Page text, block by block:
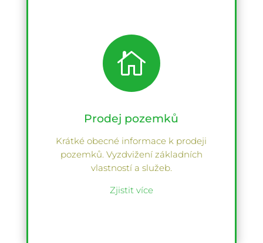

Prodej pozemků
Krátké obecné informace k prodeji
pozemků. Vyzdvižení základních
vlastností a služeb.
Zjistit více